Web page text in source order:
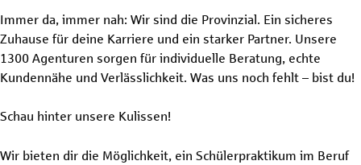
Immer da, immer nah: Wir sind die Provinzial. Ein sicheres
Zuhause für deine Karriere und ein starker Partner. Unsere
1300 Agenturen sorgen für individuelle Beratung, echte
Kundennähe und Verlässlichkeit. Was uns noch fehlt – bist du!
Schau hinter unsere Kulissen!
Wir bieten dir die Möglichkeit, ein Schülerpraktikum im Beruf